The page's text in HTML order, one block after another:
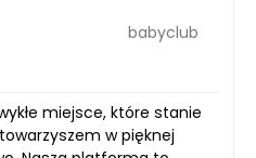
babyclub
miejsce, które stanie
w pięknej